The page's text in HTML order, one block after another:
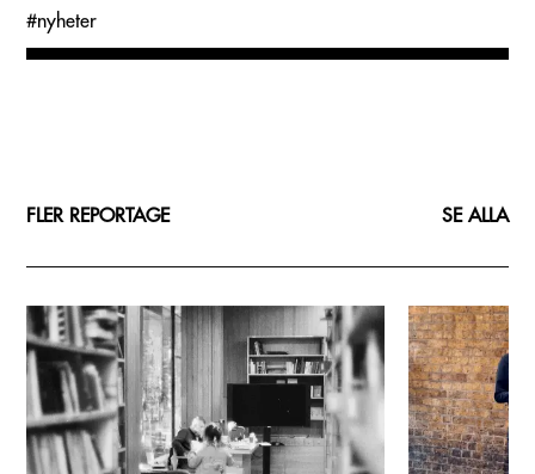
#nyheter
FLER REPORTAGE SE ALLA